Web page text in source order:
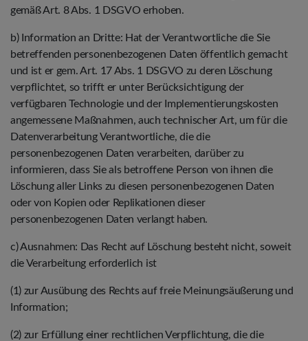
gemäß Art. 8 Abs. 1 DSGVO erhoben.
b) Information an Dritte: Hat der Verantwortliche die Sie
betreffenden personenbezogenen Daten öffentlich gemacht
und ist er gem. Art. 17 Abs. 1 DSGVO zu deren Löschung
verpflichtet, so trifft er unter Berücksichtigung der
verfügbaren Technologie und der Implementierungskosten
angemessene Maßnahmen, auch technischer Art, um für die
Datenverarbeitung Verantwortliche, die die
personenbezogenen Daten verarbeiten, darüber zu
informieren, dass Sie als betroffene Person von ihnen die
Löschung aller Links zu diesen personenbezogenen Daten
oder von Kopien oder Replikationen dieser
personenbezogenen Daten verlangt haben.
c) Ausnahmen: Das Recht auf Löschung besteht nicht, soweit
die Verarbeitung erforderlich ist
(1) zur Ausübung des Rechts auf freie Meinungsäußerung und
Information;
(2) zur Erfüllung einer rechtlichen Verpflichtung, die die